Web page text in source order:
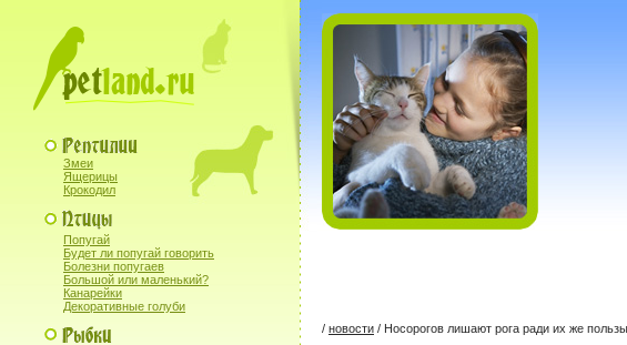
Змеи
Ящерицы
Крокодил
Попугай
Будет ли попугай говорить
Болезни попугаев
Большой или маленький?
Канарейки
Декоративные голуби
/ новости / Носорогов лишают рога ради их же пользы